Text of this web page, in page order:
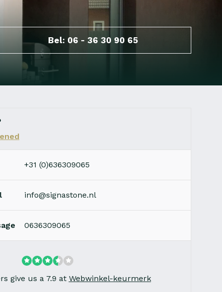
Bel: 06 - 36 30 90 65
+31 (0)636309065
info@signastone.nl
0636309065
give us a 7.9 at Webwinkel-keurmerk